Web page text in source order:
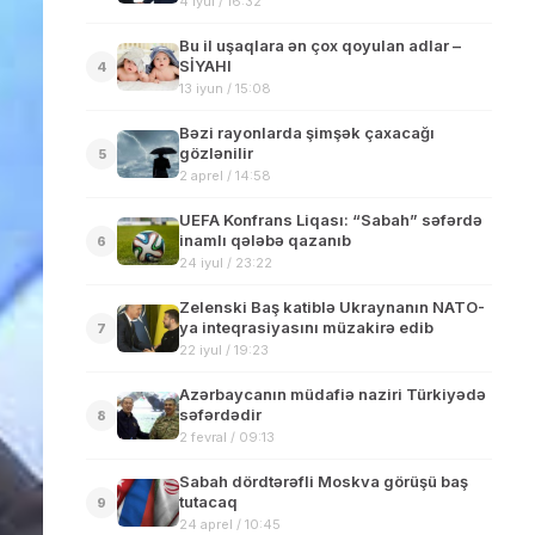
4
Bu il uşaqlara ən çox qoyulan adlar –
SİYAHI
13 iyun / 15:08
5
Bəzi rayonlarda şimşək çaxacağı
gözlənilir
2 aprel / 14:58
6
UEFA Konfrans Liqası: “Sabah” səfərdə
inamlı qələbə qazanıb
24 iyul / 23:22
7
Zelenski Baş katiblə Ukraynanın NATO-
ya inteqrasiyasını müzakirə edib
22 iyul / 19:23
8
Azərbaycanın müdafiə naziri Türkiyədə
səfərdədir
2 fevral / 09:13
9
Sabah dördtərəfli Moskva görüşü baş
tutacaq
24 aprel / 10:45